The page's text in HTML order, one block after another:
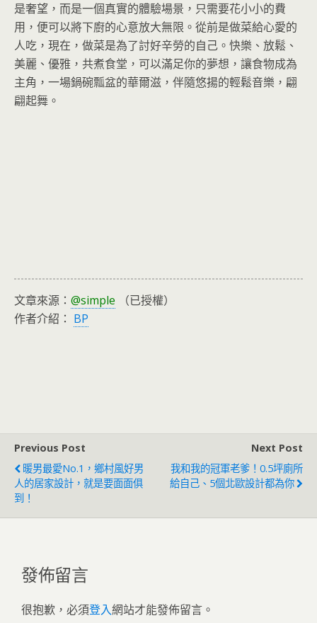
是奢望，而是一個真實的體驗場景，只需要花小小的費
用，便可以將下廚的心意放大無限。從前是做菜給心愛的
人吃，現在，做菜是為了討好辛勞的自己。快樂、放鬆、
美麗、優雅，共煮食堂，可以滿足你的夢想，讓食物成為
主角，一場鍋碗瓢盆的華爾滋，伴隨悠揚的輕鬆音樂，翩
翩起舞。
文章來源： @simple （已授權）
作者介紹： BP
Previous Post
暖男最愛No.1，鄉村風好男
人的居家設計，就是要面面俱
到！
Next Post
我和我的冠軍老爹！0.5坪廁所
給自己、5個北歐設計都為你
發佈留言
很抱歉，必須登入網站才能發佈留言。